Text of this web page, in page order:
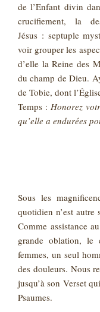
de l’Enfant divin
crucifiement, la
Jésus : septuple
voir grouper les
d’elle la Reine des
du champ de Dieu.
de Tobie, dont
Temps :Honorez
qu’elle a endurées
Sous les
quotidien n’est
Comme assistance
grande oblation, le
femmes, un seul
des douleurs. Nous
jusqu’à son Verset
Psaumes.